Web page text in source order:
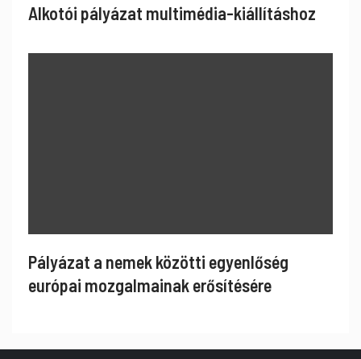
Alkotói pályázat multimédia-kiállításhoz
Pályázat a nemek közötti egyenlőség
európai mozgalmainak erősítésére